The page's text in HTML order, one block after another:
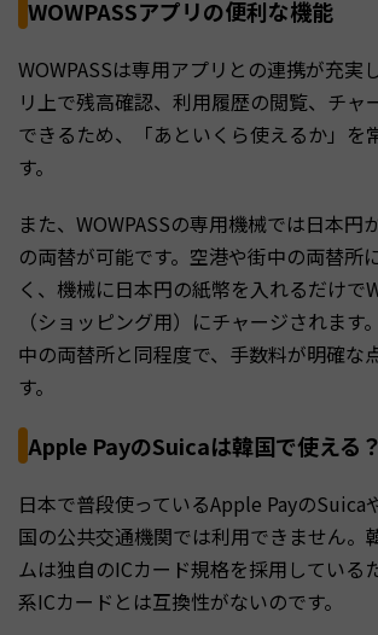
WOWPASSアプリの便利な機能
WOWPASSは専用アプリとの連携が充実
リ上で残高確認、利用履歴の閲覧、チャ
できるため、「あといくら使えるか」を
す。
また、WOWPASSの専用機械では日本円
の両替が可能です。空港や街中の両替所
く、機械に日本円の紙幣を入れるだけで
（ショッピング用）にチャージされます
中の両替所と同程度で、手数料が明確な
す。
Apple PayのSuicaは韓国で使える？
日本で普段使っているApple PayのSuica
国の公共交通機関では利用できません。
ムは独自のICカード規格を採用している
系ICカードとは互換性がないのです。